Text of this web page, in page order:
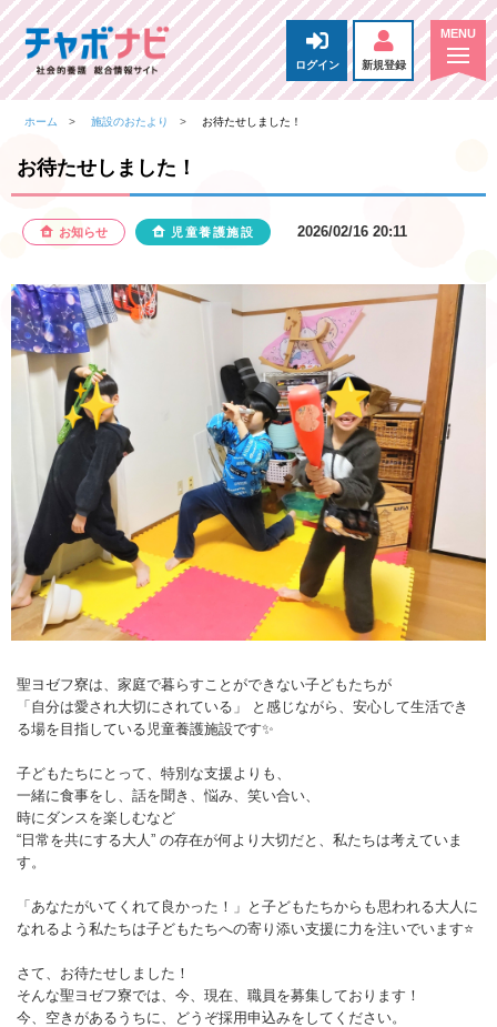
ログイン 新規登録
ホーム 施設のおたより お待たせしました！
お待たせしました！
お知らせ 児童養護施設 2026/02/16 20:11
聖ヨゼフ寮は、家庭で暮らすことができない子どもたちが
「自分は愛され大切にされている」 と感じながら、安心して生活でき
る場を目指している児童養護施設です✨
子どもたちにとって、特別な支援よりも、
一緒に食事をし、話を聞き、悩み、笑い合い、
時にダンスを楽しむなど
“日常を共にする大人” の存在が何より大切だと、私たちは考えていま
す。
「あなたがいてくれて良かった！」と子どもたちからも思われる大人に
なれるよう私たちは子どもたちへの寄り添い支援に力を注いでいます⭐
さて、お待たせしました！
そんな聖ヨゼフ寮では、今、現在、職員を募集しております！
今、空きがあるうちに、どうぞ採用申込みをしてください。